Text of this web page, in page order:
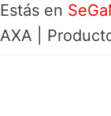
Estás en
AXA |